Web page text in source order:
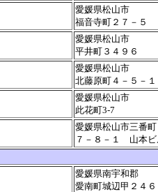
愛媛県松山市
福音寺町２７－５
愛媛県松山市
平井町３４９６
愛媛県松山市
北藤原町４－５－
愛媛県松山市
此花町3-7
愛媛県松山市三番町
７－８－１ 山本ビ
愛媛県南宇和郡
愛南町城辺甲２４６